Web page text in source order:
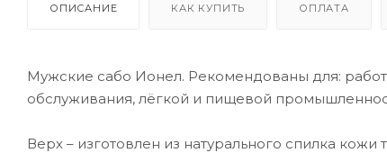
ОПИСАНИЕ КАК КУПИТЬ ОПЛАТА
Мужские сабо Ионел. Рекомендованы для:
обслуживания, лёгкой и пищевой
Верх – изготовлен из натурального спилка кожи